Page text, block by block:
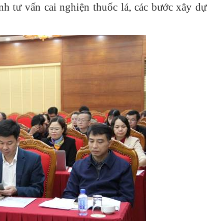
tư vấn cai nghiện thuốc lá, các bước xây